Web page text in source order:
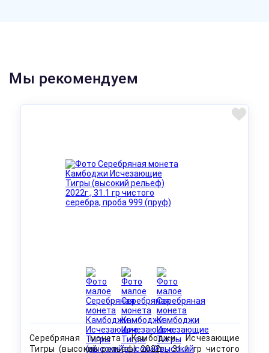
Мы рекомендуем
Серебряная монета Камбоджи Исчезающие
Тигры (высокий рельеф) 2022г., 31.1 гр чистого